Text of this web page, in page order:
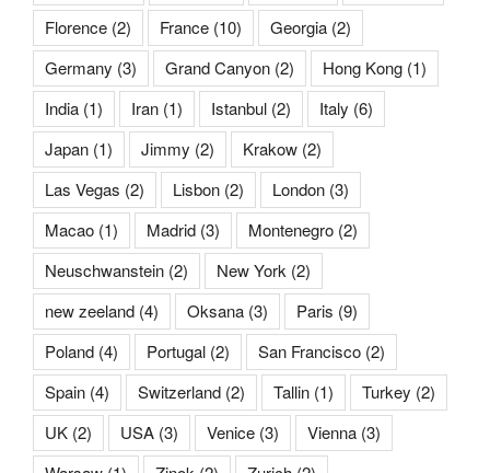
Florence (2) France (10) Georgia (2)
Germany (3) Grand Canyon (2) Hong Kong (1)
India (1) Iran (1) Istanbul (2) Italy (6)
Japan (1) Jimmy (2) Krakow (2)
Las Vegas (2) Lisbon (2) London (3)
Macao (1) Madrid (3) Montenegro (2)
Neuschwanstein (2) New York (2)
new zeeland (4) Oksana (3) Paris (9)
Poland (4) Portugal (2) San Francisco (2)
Spain (4) Switzerland (2) Tallin (1) Turkey (2)
UK (2) USA (3) Venice (3) Vienna (3)